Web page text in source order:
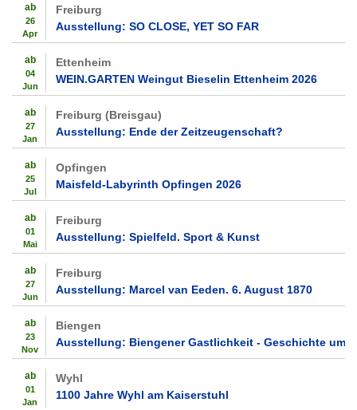
ab
26
Apr
Freiburg
Ausstellung: SO CLOSE, YET SO FAR
ab
04
Jun
Ettenheim
WEIN.GARTEN Weingut Bieselin Ettenheim 2026
ab
27
Jan
Freiburg (Breisgau)
Ausstellung: Ende der Zeitzeugenschaft?
ab
25
Jul
Opfingen
Maisfeld-Labyrinth Opfingen 2026
ab
01
Mai
Freiburg
Ausstellung: Spielfeld. Sport & Kunst
ab
27
Jun
Freiburg
Ausstellung: Marcel van Eeden. 6. August 1870
ab
23
Nov
Biengen
Ausstellung: Biengener Gastlichkeit - Geschichte um
ab
01
Jan
Wyhl
1100 Jahre Wyhl am Kaiserstuhl